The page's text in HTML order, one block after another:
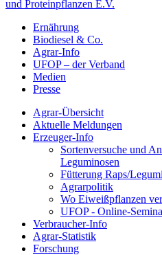
und Proteinpflanzen E.V.
Ernährung
Biodiesel & Co.
Agrar-Info
UFOP – der Verband
Medien
Presse
Agrar-Übersicht
Aktuelle Meldungen
Erzeuger-Info
Sortenversuche und
Leguminosen
Fütterung Raps/
Agrarpolitik
Wo Eiweißpflanzen
UFOP - Online-
Verbraucher-Info
Agrar-Statistik
Forschung